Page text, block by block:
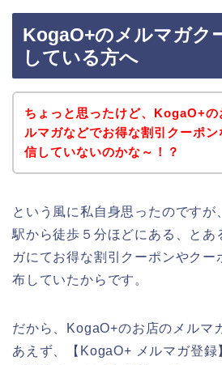
KogaO+のメルマガク
している方へ
ちょっと思ったけど、KogaO+の
ルマガなどでお得な割引クーポ
信していないのかな～！？
という風に私自身思ったのですが
駅から徒歩５分ほどにある、とあ
ガにてお得な割引クーポンやクー
布していたからです。
だから、KogaO+のお店のメルマ
あえず、【KogaO+ メルマガ登